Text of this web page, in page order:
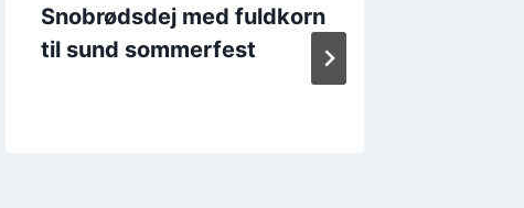
Snobrødsdej med fuldkorn
til sund sommerfest